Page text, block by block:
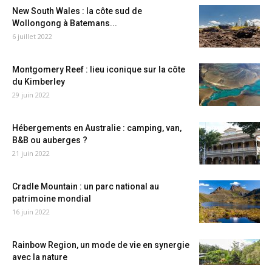
New South Wales : la côte sud de
Wollongong à Batemans...
6 juillet 2022
Montgomery Reef : lieu iconique sur la côte
du Kimberley
29 juin 2022
Hébergements en Australie : camping, van,
B&B ou auberges ?
21 juin 2022
Cradle Mountain : un parc national au
patrimoine mondial
16 juin 2022
Rainbow Region, un mode de vie en synergie
avec la nature